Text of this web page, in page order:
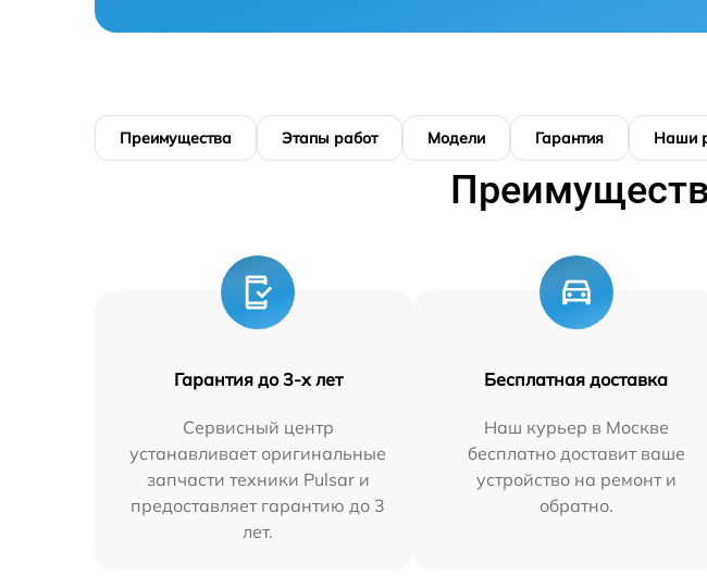
Преимущества Этапы работ Модели Гарантия Наши
Гарантия до 3-х лет
Сервисный центр
устанавливает оригинальные
запчасти техники Pulsar и
предоставляет гарантию до 3
лет.
Бесплатная доставка
Наш курьер в Москве
бесплатно доставит ваше
устройство на ремонт и
обратно.